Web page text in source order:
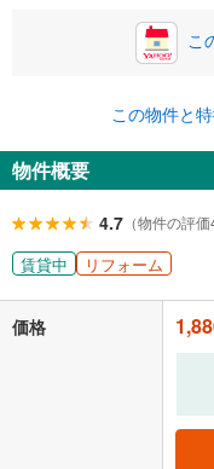
こ
この物件と
物件概要
4.7 （物件の評価
賃貸中 リフォーム
価格